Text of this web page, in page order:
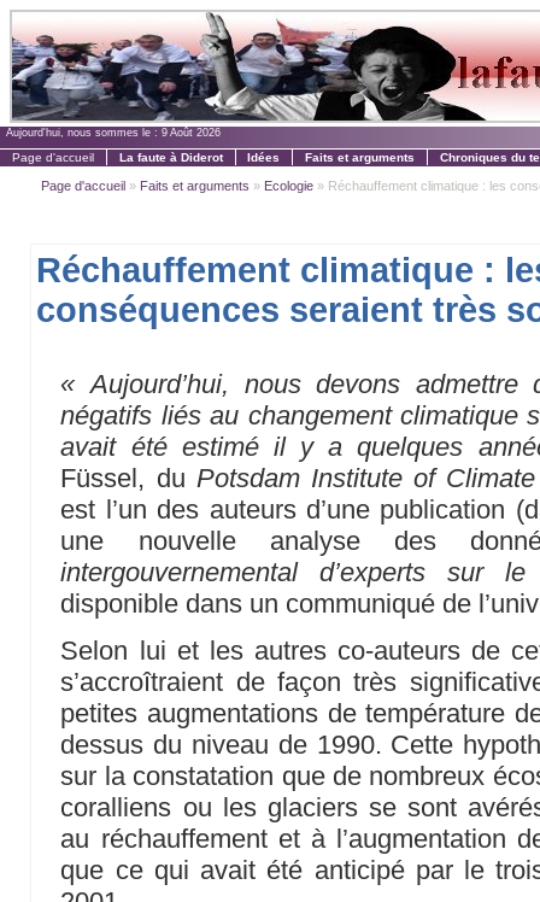
Aujourd'hui, nous sommes le : 9 Août 2026
Page d'accueil La faute à Diderot Idées Faits et arguments Chroniques du
Page d'accueil » Faits et arguments » Ecologie » Réchauffement climatique : les
Réchauffement climatique :
conséquences seraient très
« Aujourd’hui, nous devons admettre
négatifs liés au changement climatique
avait été estimé il y a quelques
Füssel, du Potsdam Institute of
est l’un des auteurs d’une publication
une nouvelle analyse des
intergouvernemental d’experts sur le
disponible dans un communiqué de
Selon lui et les autres co-auteurs de
s’accroîtraient de façon très
petites augmentations de température
dessus du niveau de 1990. Cette
sur la constatation que de nombreux
coralliens ou les glaciers se sont
au réchauffement et à l’augmentation
que ce qui avait été anticipé par le